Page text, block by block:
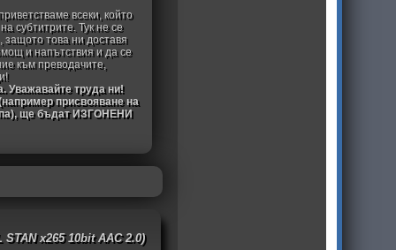
всеки, който
субтитрите. Тук не се
, защото това ни доставя
и напътствия и да се
към преводачите,
Уважавайте труда ни!
присвояване на
ще бъдат ИЗГОНЕНИ
x265 10bit AAC 2.0)